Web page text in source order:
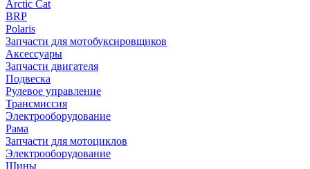
Arctic Cat
BRP
Polaris
Запчасти для мотобуксировщиков
Аксессуары
Запчасти двигателя
Подвеска
Рулевое управление
Трансмиссия
Электрооборудование
Рама
Запчасти для мотоциклов
Электрооборудование
Шины